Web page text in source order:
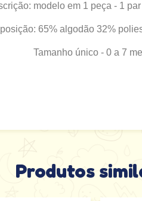
modelo em 1 peça - 1
65% algodão 32%
Tamanho único - 0 a 7
Produtos